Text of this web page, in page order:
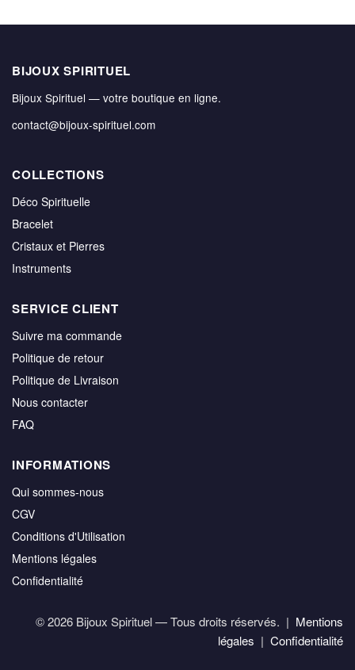
BIJOUX SPIRITUEL
Bijoux Spirituel — votre boutique en ligne.
contact@bijoux-spirituel.com
COLLECTIONS
Déco Spirituelle
Bracelet
Cristaux et Pierres
Instruments
SERVICE CLIENT
Suivre ma commande
Politique de retour
Politique de Livraison
Nous contacter
FAQ
INFORMATIONS
Qui sommes-nous
CGV
Conditions d'Utilisation
Mentions légales
Confidentialité
© 2026 Bijoux Spirituel — Tous droits réservés. | Mentions
légales | Confidentialité